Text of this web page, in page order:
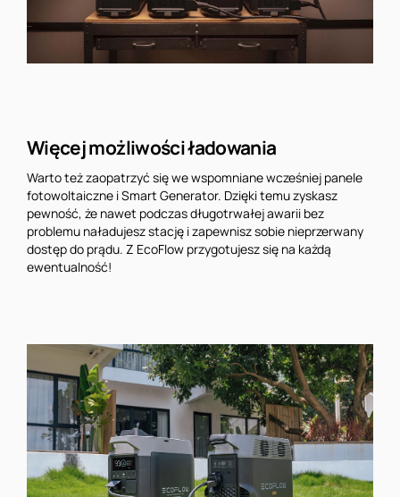
Więcej możliwości ładowania
Warto też zaopatrzyć się we wspomniane wcześniej panele
fotowoltaiczne i Smart Generator. Dzięki temu zyskasz
pewność, że nawet podczas długotrwałej awarii bez
problemu naładujesz stację i zapewnisz sobie nieprzerwany
dostęp do prądu. Z EcoFlow przygotujesz się na każdą
ewentualność!